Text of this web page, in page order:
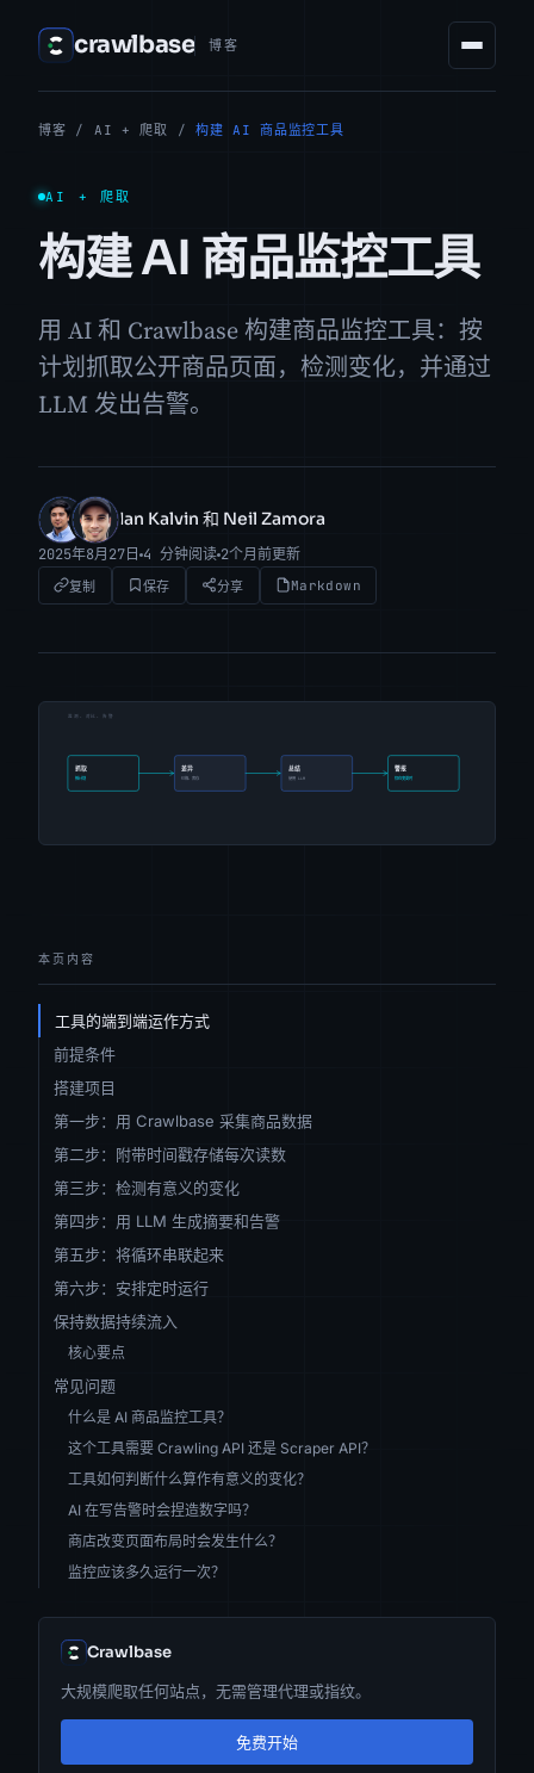
crawlbase 博客
博客 / AI + 爬取 / 构建 AI 商品监控工具
AI + 爬取
构建 AI 商品监控工具
用 AI 和 Crawlbase 构建商品监控工具：按
计划抓取公开商品页面，检测变化，并通过
LLM 发出告警。
IK NZ Ian Kalvin 和 Neil Zamora
2025年8月27日 4 分钟阅读 2个月前更新
复制 保存 分享 Markdown
本页内容
工具的端到端运作方式
前提条件
搭建项目
第一步：用 Crawlbase 采集商品数据
第二步：附带时间戳存储每次读数
第三步：检测有意义的变化
第四步：用 LLM 生成摘要和告警
第五步：将循环串联起来
第六步：安排定时运行
保持数据持续流入
核心要点
常见问题
什么是 AI 商品监控工具？
这个工具需要 Crawling API 还是 Scraper API？
工具如何判断什么算作有意义的变化？
AI 在写告警时会捏造数字吗？
商店改变页面布局时会发生什么？
监控应该多久运行一次？
Crawlbase
大规模爬取任何站点，无需管理代理或指纹。
免费开始